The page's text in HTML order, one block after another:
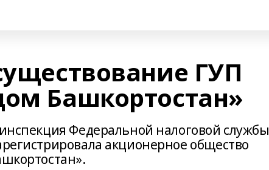
ГУП
Башкортостан»
Федеральной налоговой службы
акционерное общество